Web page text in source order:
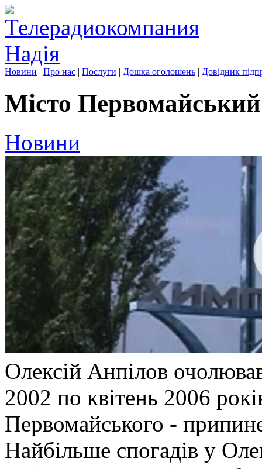
Новини | Про нас | Послуги | Дошка оголошень | Довідник
Місто
Новини
Олексій Анпілов
2002 по квітень 2006
Первомайського -
Найбільше спогадів у